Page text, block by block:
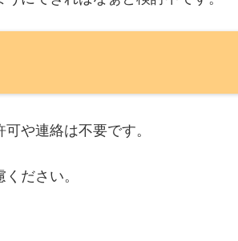
や連絡は不要です。
ださい。